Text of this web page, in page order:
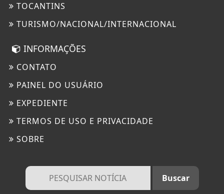
TOCANTINS
TURISMO/NACIONAL/INTERNACIONAL
INFORMAÇÕES
CONTATO
PAINEL DO USUÁRIO
EXPEDIENTE
TERMOS DE USO E PRIVACIDADE
SOBRE